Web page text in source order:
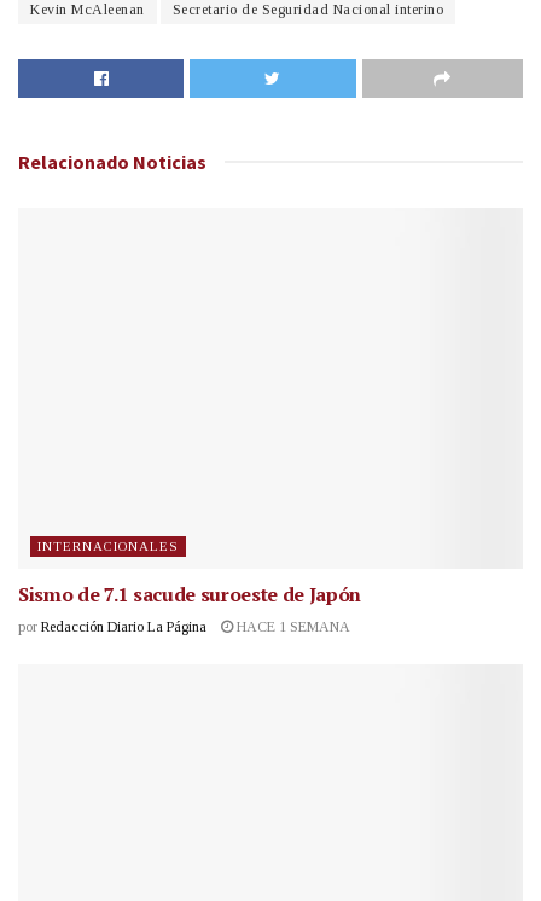
Kevin McAleenan Secretario de Seguridad Nacional interino
Relacionado Noticias
INTERNACIONALES
Sismo de 7.1 sacude suroeste de Japón
por Redacción Diario La Página HACE 1 SEMANA